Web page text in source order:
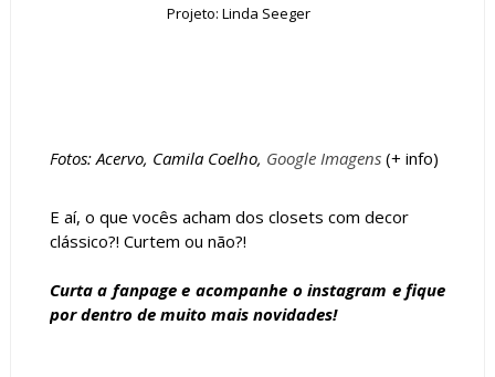
Projeto: Linda Seeger
Fotos: Acervo, Camila Coelho, Google Imagens (+ info)
E aí, o que vocês acham dos closets com decor
clássico?! Curtem ou não?!
Curta a fanpagee acompanhe oinstagram e fique
por dentro de muito mais novidades!